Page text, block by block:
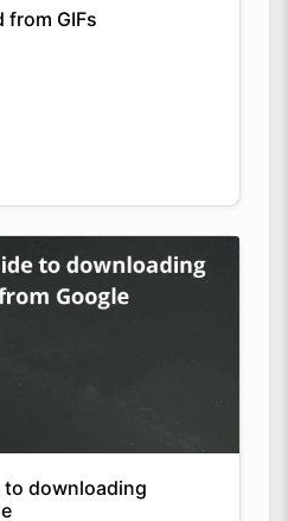
from GIFs
to downloading